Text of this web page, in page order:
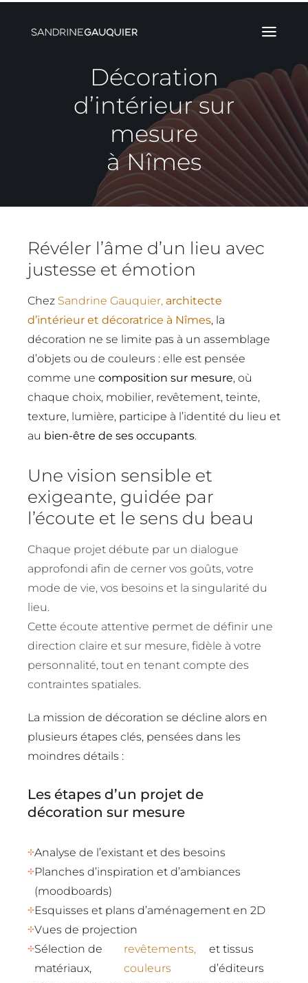
Décoration
d’intérieur sur
mesure
à Nîmes
Révéler l’âme d’un lieu avec
justesse et émotion
Chez Sandrine Gauquier, architecte
d’intérieur et décoratrice à Nîmes, la
décoration ne se limite pas à un assemblage
d’objets ou de couleurs : elle est pensée
comme une composition sur mesure, où
chaque choix, mobilier, revêtement, teinte,
texture, lumière, participe à l’identité du lieu et
au bien-être de ses occupants.
Une vision sensible et
exigeante, guidée par
l’écoute et le sens du beau
Chaque projet débute par un dialogue
approfondi afin de cerner vos goûts, votre
mode de vie, vos besoins et la singularité du
lieu.
Cette écoute attentive permet de définir une
direction claire et sur mesure, fidèle à votre
personnalité, tout en tenant compte des
contraintes spatiales.
La mission de décoration se décline alors en
plusieurs étapes clés, pensées dans les
moindres détails :
Les étapes d’un projet de
décoration sur mesure
Analyse de l’existant et des besoins
Planches d’inspiration et d’ambiances
(moodboards)
Esquisses et plans d’aménagement en 2D
Vues de projection
Sélection de
matériaux,
revêtements,
couleurs
et tissus
d’éditeurs